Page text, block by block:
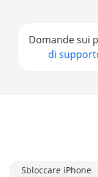
Domande sui
di
Sbloccare iPhone